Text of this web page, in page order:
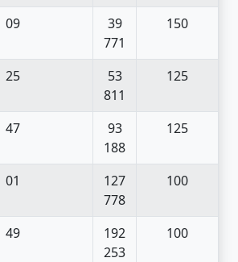
09
39
771
150
25
53
811
125
47
93
188
125
01
127
778
100
49
192
253
100